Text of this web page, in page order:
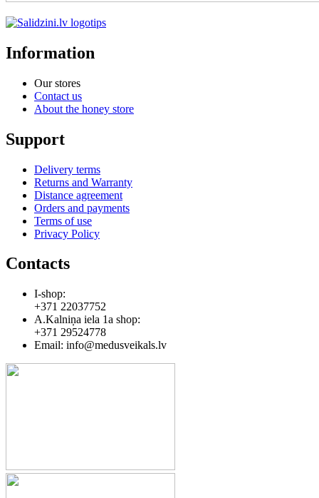
Information
Our stores
Contact us
About the honey store
Support
Delivery terms
Returns and Warranty
Distance agreement
Orders and payments
Terms of use
Privacy Policy
Contacts
I-shop:
+371 22037752
A.Kalniņa iela 1a shop:
+371 29524778
Email: info@medusveikals.lv